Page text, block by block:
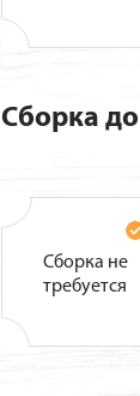
Сборка
Сборка не
требуется